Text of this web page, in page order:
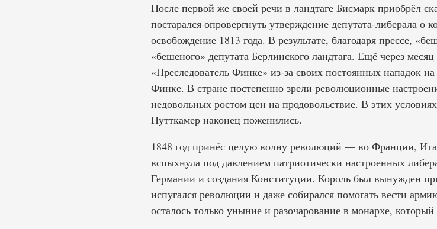
После первой же своей речи в ландтаге Бисмарк приобрёл
постарался опровергнуть утверждение депутата-либерала о
освобождение 1813 года. В результате, благодаря прессе,
«бешеного» депутата Берлинского ландтага. Ещё через
«Преследователь Финке» из-за своих постоянных нападок
Финке. В стране постепенно зрели революционные
недовольных ростом цен на продовольствие. В этих
Путткамер наконец поженились.
1848 год принёс целую волну революций — во Франции,
вспыхнула под давлением патриотически настроенных
Германии и создания Конституции. Король был вынужден
испугался революции и даже собирался помогать вести
осталось только уныние и разочарование в монархе,